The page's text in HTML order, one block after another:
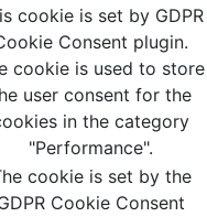
cookie is set by GDPR
Consent plugin.
cookie is used to store
user consent for the
in the category
"Performance".
cookie is set by the
Cookie Consent